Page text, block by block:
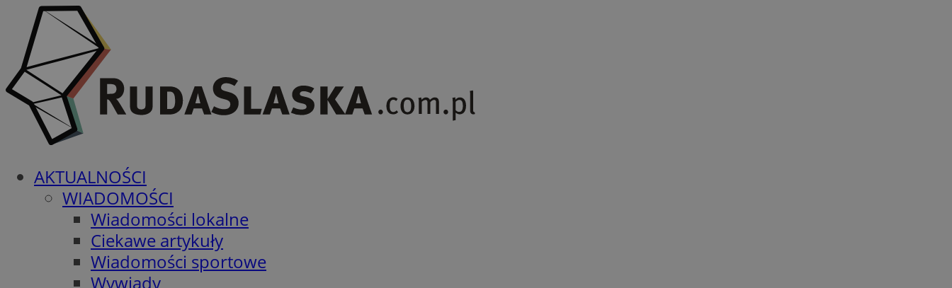
AKTUALNOŚCI
WIADOMOŚCI
Wiadomości lokalne
Ciekawe artykuły
Wiadomości sportowe
Wywiady